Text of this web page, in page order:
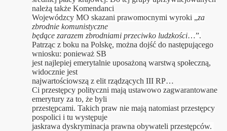
należą także Komendanci
Wojewódzcy MO skazani prawomocnymi wyroki „za
zbrodnie komunistyczne
będące zarazem zbrodniami przeciwko ludzkości…”.
Patrząc z boku na Polskę, można dojść do następującego
wniosku: ponieważ SB
jest najlepiej emerytalnie uposażoną warstwą społeczną,
widocznie jest
najwartościowszą z elit rządzących III RP…
Ci przestępcy polityczni mają ustawowo zagwarantowane
emerytury za to, że byli
przestępcami. Takich praw nie mają natomiast przestępcy
pospolici i tu występuje
jaskrawa dyskryminacja prawna obywateli przestępców.